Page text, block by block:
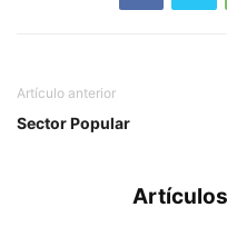
Artículo anterior
Sector Popular